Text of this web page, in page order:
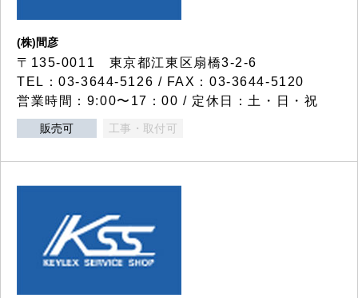
(株)間彦
〒135-0011 東京都江東区扇橋3-2-6
TEL：03-3644-5126 / FAX：03-3644-5120
営業時間：9:00〜17：00 / 定休日：土・日・祝
販売可 工事・取付可